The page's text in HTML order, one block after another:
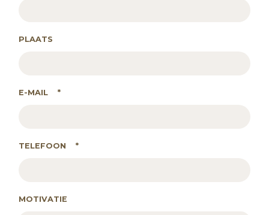
PLAATS
E-MAIL *
TELEFOON *
MOTIVATIE